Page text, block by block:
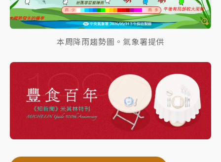
本周降雨趨勢圖。氣象署提供